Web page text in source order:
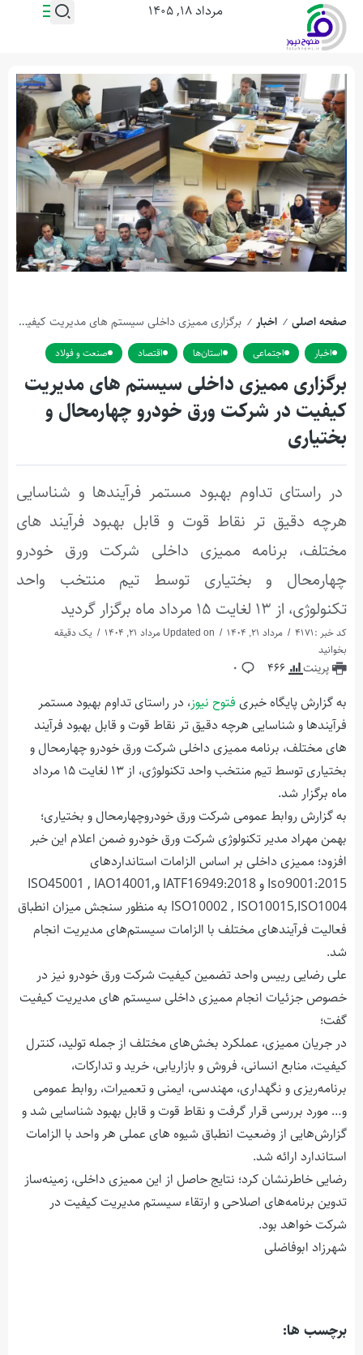
مرداد ۱۸, ۱۴۰۵
صفحه اصلی / اخبار / برگزاری ممیزی داخلی سیستم های مدیریت کيفيت در شرکت ورق خودرو چهارمحال و بختیاری
اخبار اجتماعی استان‌ها اقتصاد صنعت و فولاد
برگزاری ممیزی داخلی سیستم های مدیریت
کيفيت در شرکت ورق خودرو چهارمحال و
بختیاری
در راستای تداوم بهبود مستمر فرآیندها و شناسایی
هرچه دقیق تر نقاط قوت و قابل بهبود فرآیند های
مختلف، برنامه ممیزی داخلی شرکت ورق خودرو
چهارمحال و بختیاری توسط تیم منتخب واحد
تکنولوژی، از ۱۳ لغایت ۱۵ مرداد ماه برگزار گردید
کد خبر :4171 مرداد 21, 1404
یک دقیقه
بخوانید
پرینت 466
0
به گزارش پایگاه خبری فتوح نیوز، در راستای تداوم بهبود مستمر
فرآیندها و شناسایی هرچه دقیق تر نقاط قوت و قابل بهبود فرآیند
های مختلف، برنامه ممیزی داخلی شرکت ورق خودرو چهارمحال و
بختیاری توسط تیم منتخب واحد تکنولوژی، از ۱۳ لغایت ۱۵ مرداد
ماه برگزار شد.
به گزارش روابط عمومی شرکت ورق خودروچهارمحال و بختیاری؛
بهمن مهراد مدیر تکنولوژی شرکت ورق خودرو ضمن اعلام این خبر
افزود؛ ممیزی داخلی بر اساس الزامات استانداردهای
Iso9001:2015 و IATF16949:2018 وISO45001 , IAO14001,
ISO10002 , ISO10015,ISO1004 به منظور سنجش میزان انطباق
فعالیت فرآیندهای مختلف با الزامات سیستم‌های مدیریت انجام
شد.
علی رضایی رییس واحد تضمین کیفیت شرکت ورق خودرو نیز در
خصوص جزئیات انجام ممیزی داخلی سیستم های مدیریت کيفيت
گفت؛
در جریان ممیزی، عملکرد بخش‌های مختلف از جمله تولید، کنترل
کیفیت، منابع انسانی، فروش و بازاریابی، خرید و تدارکات،
برنامه‌ریزی و نگهداری، مهندسی، ایمنی و تعمیرات، روابط عمومی
و… مورد بررسی قرار گرفت و نقاط قوت و قابل بهبود شناسایی شد و
گزارش‌هایی از وضعیت انطباق شیوه های عملی هر واحد با الزامات
استاندارد ارائه شد.
رضایی خاطرنشان کرد؛ نتایج حاصل از این ممیزی داخلی، زمینه‌ساز
تدوین برنامه‌های اصلاحی و ارتقاء سیستم مدیریت کیفیت در
شرکت خواهد بود.
شهرزاد ابوفاضلی
برچسب ها: